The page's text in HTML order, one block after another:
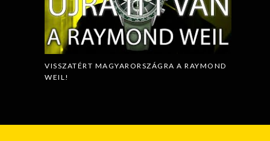
VISSZATÉRT MAGYARORSZÁGRA A RAYMOND
WEIL!